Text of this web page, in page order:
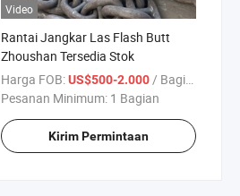
Video
Rantai Jangkar Las Flash Butt
Zhoushan Tersedia Stok
Harga FOB:US$500-2.000 / Bagian
Pesanan Minimum: 1 Bagian
Kirim Permintaan